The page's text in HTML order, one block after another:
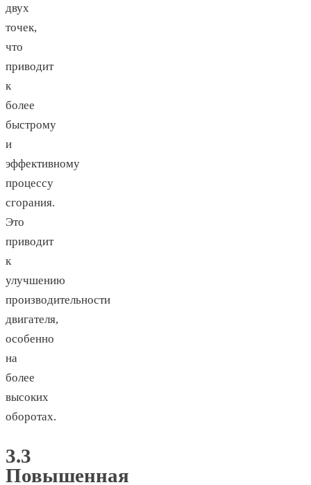
двух
точек,
что
приводит
к
более
быстрому
и
эффективному
процессу
сгорания.
Это
приводит
к
улучшению
производительности
двигателя,
особенно
на
более
высоких
оборотах.
3.3
Повышенная